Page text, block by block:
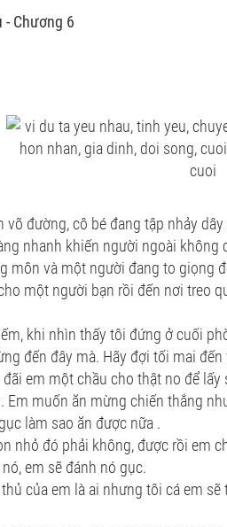
- Chương 6
võ đường, cô bé đang tập nhảy
nhanh khiến người ngoài
môn và một người đang to giọng
một người bạn rồi đến nơi treo
khi nhìn thấy tôi đứng ở cuối
đến đây mà. Hãy đợi tối mai
em một chầu cho thật no để lấy
Em muốn ăn mừng chiến thắng
làm sao ăn được nữa .
nhỏ đó phải không, được rồi em
em sẽ đánh nó gục.
của em là ai nhưng tôi cá em